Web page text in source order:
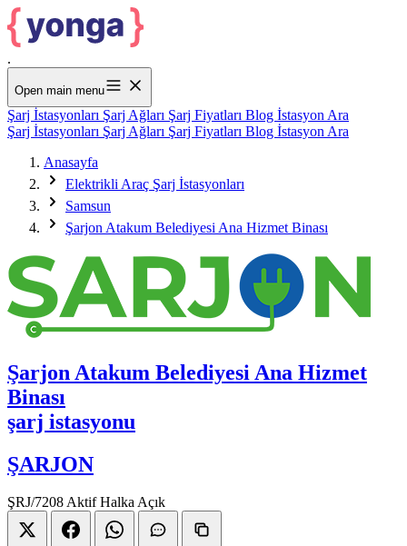
.
Open main menu
Şarj İstasyonları Şarj Ağları Şarj Fiyatları Blog İstasyon Ara
Şarj İstasyonları Şarj Ağları Şarj Fiyatları Blog İstasyon Ara
Anasayfa
Elektrikli Araç Şarj İstasyonları
Samsun
Şarjon Atakum Belediyesi Ana Hizmet Binası
Şarjon Atakum Belediyesi Ana Hizmet
Binası
şarj istasyonu
ŞARJON
ŞRJ/7208AktifHalka Açık